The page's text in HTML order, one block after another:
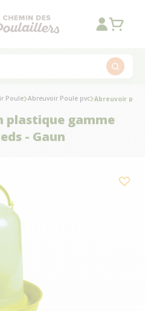
Poule Abreuvoir Poule pvc Abreuvoir
plastique gamme
- Gaun